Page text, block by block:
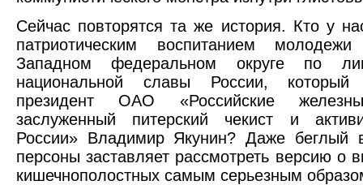
Сейчас повторятся та же история. Кто у
патриотическим воспитанием
Западном федеральном округе по
национальной славы России, который
президент ОАО «Российские
заслуженный питерский чекист и
России» Владимир Якунин? Даже беглый
персоны заставляет рассмотреть версию о
кишечнополостных самым серьезным